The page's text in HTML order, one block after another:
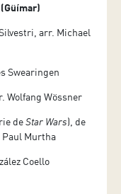
arr. Michael
Swearingen
Wolfang Wössner
deStar Wars), de
Murtha
Coello